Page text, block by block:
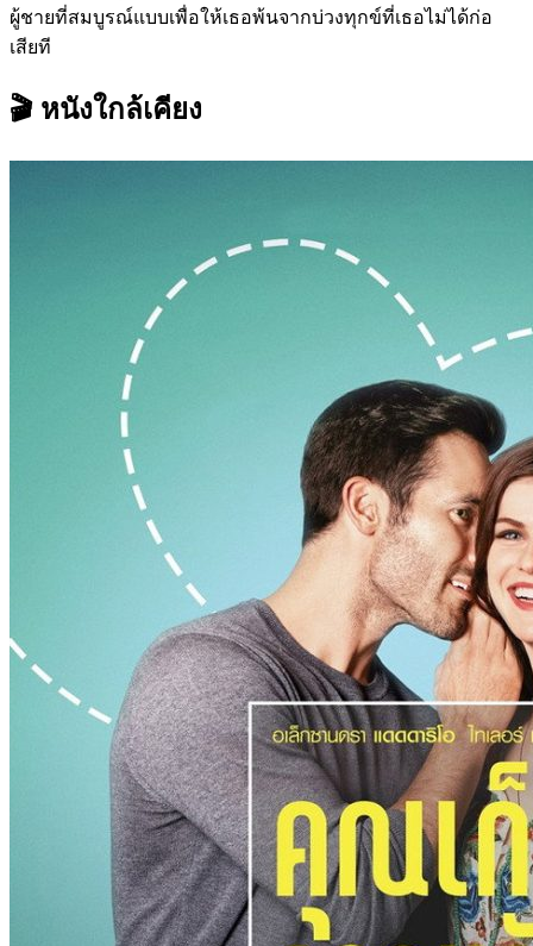
ผู้ชายที่สมบูรณ์แบบเพื่อให้เธอพ้นจากบ่วงทุกข์ที่เธอไม่ได้ก่อ
เสียที
🎬 หนังใกล้เคียง